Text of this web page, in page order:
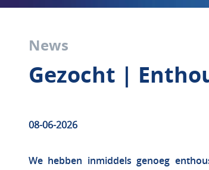
News
Gezocht |
08-06-2026
We hebben inmiddels genoeg